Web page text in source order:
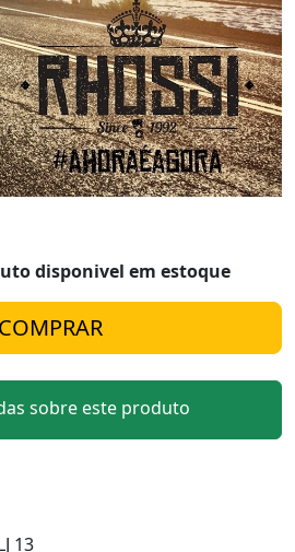
disponivel em estoque
sobre este produto
13